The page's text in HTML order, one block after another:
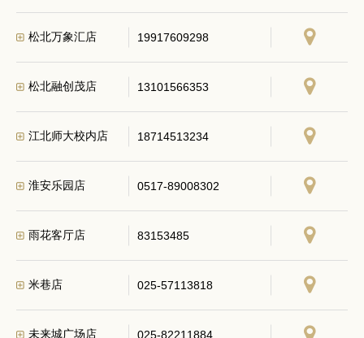
松北万象汇店 19917609298
松北融创茂店 13101566353
江北师大校内店 18714513234
淮安乐园店 0517-89008302
雨花客厅店 83153485
米巷店 025-57113818
未来城广场店 025-82211884